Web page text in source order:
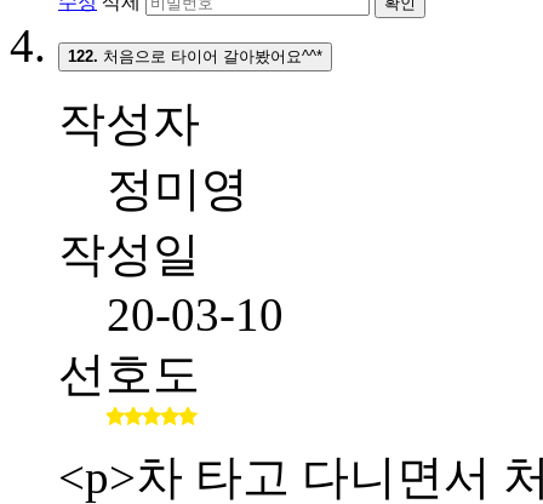
122. 처음으로 타이어 갈아봤어요^^*
작성자
정미영
작성일
20-03-10
선호도
<p>차 타고 다니면서